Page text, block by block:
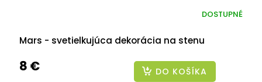
Mars - svetielkujúca dekorácia na stenu
DOSTUPNÉ
8 € DO KOŠÍKA